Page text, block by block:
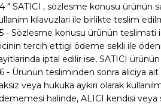
" SATICI , sözlesme konusu ürünün
kilavuzlari ile birlikte teslim
- Sözlesme konusu ürünün
tercih ettigi ödeme sekli ile
iptal edilir ise, SATICI
- Ürünün tesliminden sonra aliciya
veya hukuka aykiri olarak
halinde, ALICI kendisi